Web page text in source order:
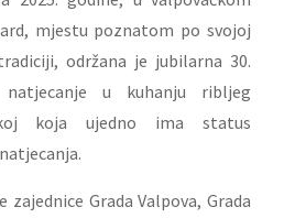
mjestu poznatom po svojoj
održana je jubilarna 30.
u kuhanju ribljeg
koja ujedno ima status
Grada Valpova, Grada